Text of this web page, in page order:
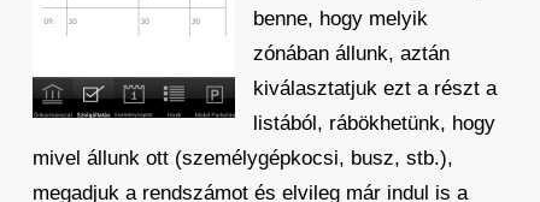
benne, hogy melyik
zónában állunk, aztán
kiválasztatjuk ezt a részt a
listából, rábökhetünk, hogy
mivel állunk ott (személygépkocsi, busz, stb.),
megadjuk a rendszámot és elvileg már indul is a